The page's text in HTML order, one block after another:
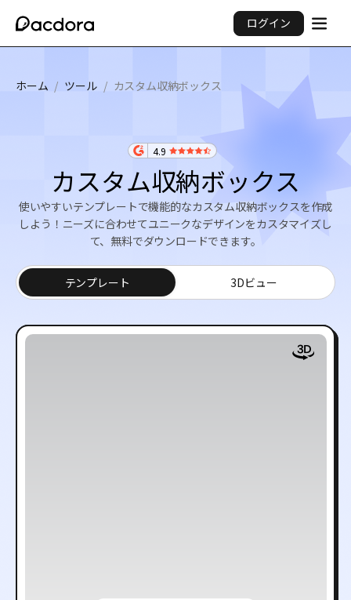
ログイン
ホーム / ツール / カスタム収納ボックス
4.9
カスタム収納ボックス
使いやすいテンプレートで機能的なカスタム収納ボックスを作成
しよう！ニーズに合わせてユニークなデザインをカスタマイズし
て、無料でダウンロードできます。
テンプレート 3Dビュー